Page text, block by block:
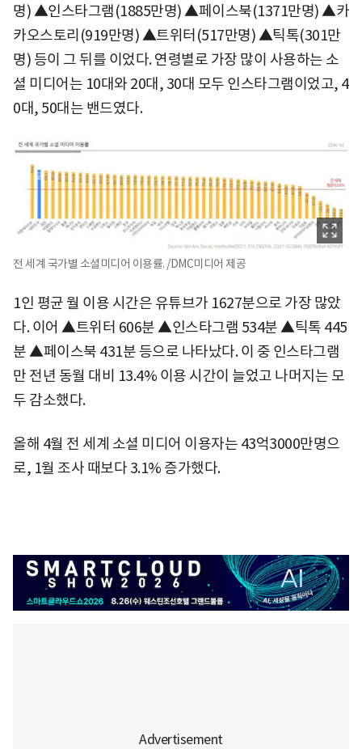
명) ▲인스타그램(1885만명) ▲페이스북(1371만명) ▲카
카오스토리(919만명) ▲트위터(517만명) ▲틱톡(301만
명) 등이 그 뒤를 이었다. 연령별로 가장 많이 사용하는 소
셜 미디어는 10대와 20대, 30대 모두 인스타그램이었고, 4
0대, 50대는 밴드였다.
전 세계 국가별 소셜미디어 이용률. /DMC미디어 제공
1인 평균 월 이용 시간은 유튜브가 1627분으로 가장 많았
다. 이어 ▲트위터 606분 ▲인스타그램 534분 ▲틱톡 445
분 ▲페이스북 431분 등으로 나타났다. 이 중 인스타그램
만 전년 동월 대비 13.4% 이용 시간이 늘었고 나머지는 모
두 감소했다.
올해 4월 전 세계 소셜 미디어 이용자는 43억3000만명으
로, 1월 조사 때보다 3.1% 증가했다.